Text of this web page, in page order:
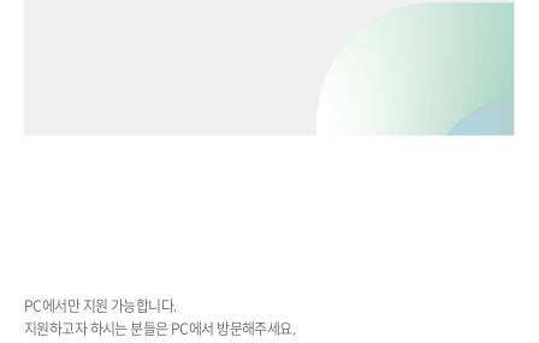
PC에서만 지원 가능합니다.
지원하고자 하시는 분들은 PC에서 방문해주세요.